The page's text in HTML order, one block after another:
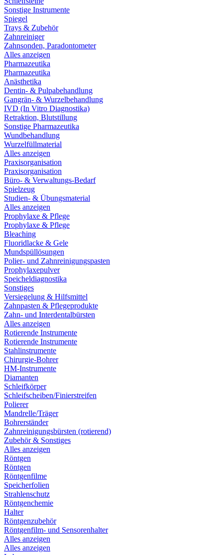
Sonstige Instrumente
Spiegel
Trays & Zubehör
Zahnreiniger
Zahnsonden, Paradontometer
Alles anzeigen
Pharmazeutika
Pharmazeutika
Anästhetika
Dentin- & Pulpabehandlung
Gangrän- & Wurzelbehandlung
IVD (In Vitro Diagnostika)
Retraktion, Blutstillung
Sonstige Pharmazeutika
Wundbehandlung
Wurzelfüllmaterial
Alles anzeigen
Praxisorganisation
Praxisorganisation
Büro- & Verwaltungs-Bedarf
Spielzeug
Studien- & Übungsmaterial
Alles anzeigen
Prophylaxe & Pflege
Prophylaxe & Pflege
Bleaching
Fluoridlacke & Gele
Mundspüllösungen
Polier- und Zahnreinigungspasten
Prophylaxepulver
Speicheldiagnostika
Sonstiges
Versiegelung & Hilfsmittel
Zahnpasten & Pflegeprodukte
Zahn- und Interdentalbürsten
Alles anzeigen
Rotierende Instrumente
Rotierende Instrumente
Stahlinstrumente
Chirurgie-Bohrer
HM-Instrumente
Diamanten
Schleifkörper
Schleifscheiben/Finierstreifen
Polierer
Mandrelle/Träger
Bohrerständer
Zahnreinigungsbürsten (rotierend)
Zubehör & Sonstiges
Alles anzeigen
Röntgen
Röntgen
Röntgenfilme
Speicherfolien
Strahlenschutz
Röntgenchemie
Halter
Röntgenzubehör
Röntgenfilm- und Sensorenhalter
Alles anzeigen
Alles anzeigen